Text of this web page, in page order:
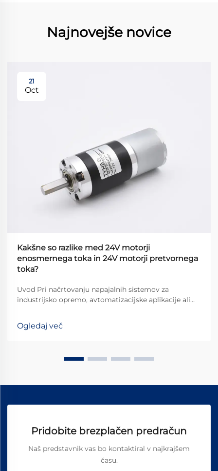
Najnovejše novice
21
Oct
Kakšne so razlike med 24V motorji
enosmernega toka in 24V motorji pretvornega
toka?
Uvod Pri načrtovanju napajalnih sistemov za
industrijsko opremo, avtomatizacijske aplikacije ali
24V izmenični tok (AC) motorji? Čeprav oba delujeta
Ogledaj več
Pridobite brezplačen predračun
Naš predstavnik vas bo kontaktiral v najkrajšem
času.